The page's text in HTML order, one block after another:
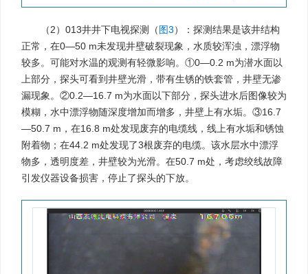
（2）013井井下电视探测（图3）：探测结果是该井结构
正常，在0—50 m未发现井壁破裂现象，水质较浑浊，漂浮物
较多。可能对水温的观测有轻微影响。①0—0.2 m为潜水面以
上部分，探头可看到井壁光滑，带有生锈的铁套管，井壁无渗
漏现象。②0.2—16.7 m为水面以下部分，探头进水后图像较为
模糊，水中漂浮物随深度增加而增多，井壁上有水垢。③16.7
—50.7 m，在16.8 m处发现废弃的电缆线，线上有水垢和锈蚀
附着物；在44.2 m处发现了3根废弃的电缆。该水层水中漂浮
物多，透明度差，井壁较为光滑。在50.7 m处，考虑绞线故障
引发仪器设备损害，停止了探头的下放。